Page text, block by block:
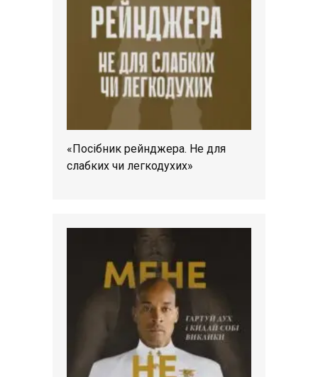
«Посібник рейнджера. Не для
слабких чи легкодухих»